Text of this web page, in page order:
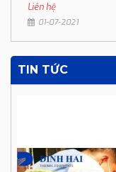
Liên hệ
01-07-2021
TIN TỨC